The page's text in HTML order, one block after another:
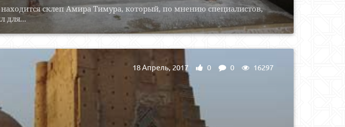
склеп Амира Тимура, который, по мнению специалистов,
для...
18 Апрель, 2017 0 0 16297